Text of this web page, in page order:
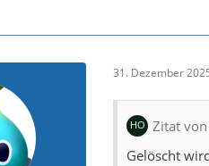
31. Dezember
Zitat
Gelöscht